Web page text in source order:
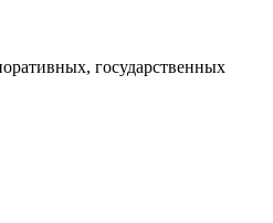
государственных